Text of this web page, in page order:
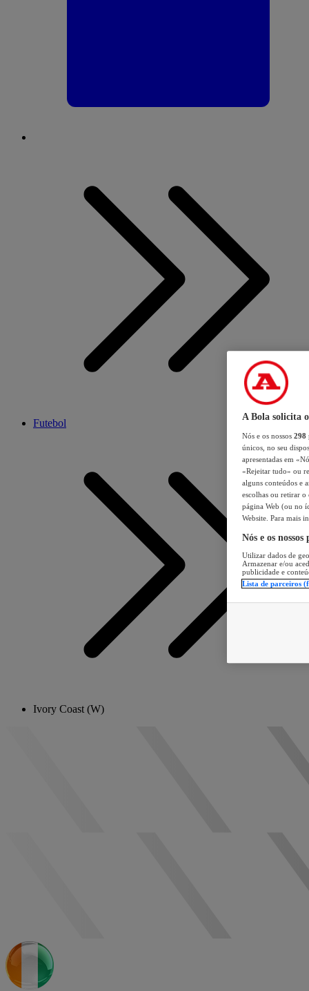
Futebol
Ivory Coast (W)
A Bola solicita
Nós e os nossos 298
únicos, no seu
apresentadas em
«Rejeitar tudo» ou
alguns conteúdos e
escolhas ou retirar
página Web (ou no
Website. Para mais
Nós e os
Utilizar dados de
Armazenar e/ou
publicidade e
Lista de parceiros